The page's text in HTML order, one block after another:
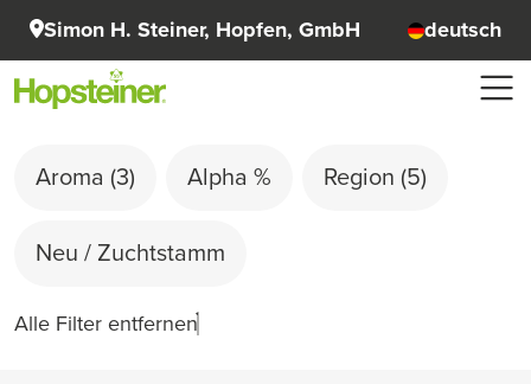
Simon H. Steiner, Hopfen, GmbH deutsch
Aroma (3) Alpha % Region (5)
Neu / Zuchtstamm
Alle Filter entfernen